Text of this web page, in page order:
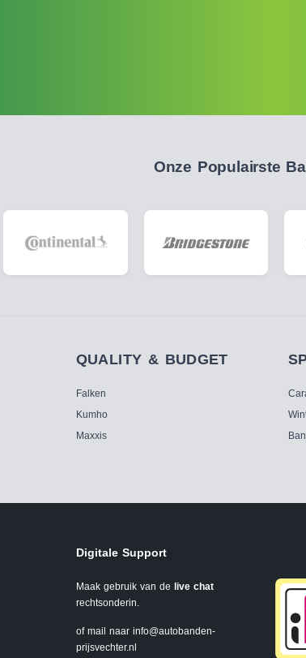
Onze Populairste
QUALITY & BUDGET
Falken
Kumho
Maxxis
Digitale Support
Maak gebruik van de live chat
rechtsonderin.
of mail naar info@autobanden-
prijsvechter.nl